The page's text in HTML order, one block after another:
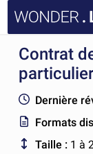
ACCUEIL
FAQ
Contrat
Dernière
Formats
Taille : 1 à